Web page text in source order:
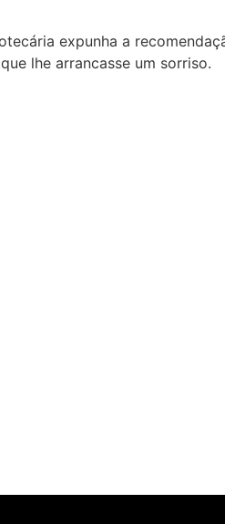
expunha a
lhe arrancasse um sorriso.